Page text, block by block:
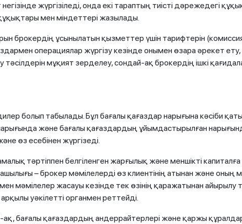
жүргізіледі, онда екі тараптың тиісті дәрежедегі
мен міндеттері жазылады.
брокердің ұсынылатын қызметтер үшін тарифтерін
операциялар жүргізу кезінде онымен өзара әрекет ету,
тәсілдерін мұқият зерделеу, сондай-ақ брокердің ішкі
болып табылады. Бұл бағалы қағаздар нарығына кәсіби
және бағалы қағаздардың ұйымдастырылған
өз есебінен жүргізеді.
тәртіппен белгіленген жарғылық және меншікті капиталға
– брокер мәмілелерді өз клиентінің атынан және оның
мәмілелер жасауы кезінде тек өзінің қаражатынан айырылу
уәкілетті органмен реттейді.
бағалы қағаздардың андеррайтерлері және қаржы